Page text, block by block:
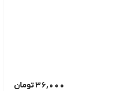
36,000تومان